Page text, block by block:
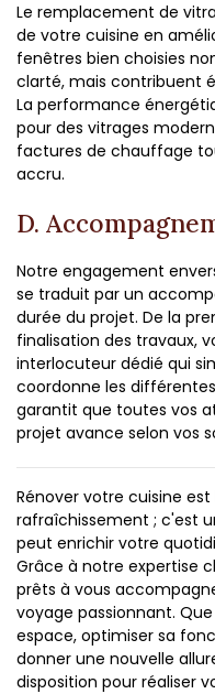
Le remplacement de
de votre cuisine en
fenêtres bien choisies
clarté, mais contribuent
La performance
pour des vitrages
factures de chauffage
accru.
D.
Notre engagement
se traduit par un
durée du projet. De la
finalisation des travaux,
interlocuteur dédié qui
coordonne les
garantit que toutes vos
projet avance selon vos
Rénover votre cuisine
rafraîchissement ; c'est
peut enrichir votre
Grâce à notre expertise
prêts à vous
voyage passionnant.
espace, optimiser sa
donner une nouvelle
disposition pour réaliser